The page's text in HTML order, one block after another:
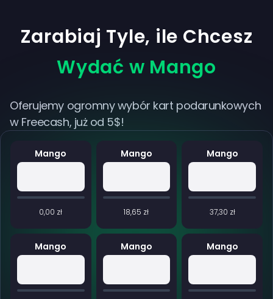
Mango
0,00 zł
Mango
18,65 zł
Mango
37,30 zł
Mango Mango Mango
Zarabiaj Tyle, ile Chcesz
Wydać w Mango
Oferujemy ogromny wybór kart podarunkowych
w Freecash, już od 5$!